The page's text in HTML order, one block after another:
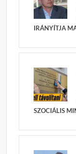
IRÁNYÍTJA
SZOCIÁLIS